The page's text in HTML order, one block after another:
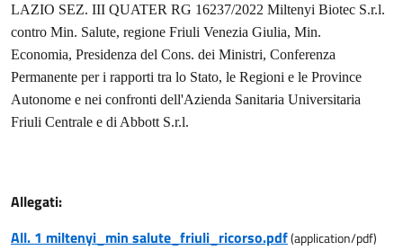
LAZIO SEZ. III QUATER RG 16237/2022 Miltenyi Biotec S.r.l.
contro Min. Salute, regione Friuli Venezia Giulia, Min.
Economia, Presidenza del Cons. dei Ministri, Conferenza
Permanente per i rapporti tra lo Stato, le Regioni e le Province
Autonome e nei confronti dell'Azienda Sanitaria Universitaria
Friuli Centrale e di Abbott S.r.l.
Allegati:
All. 1 miltenyi_min salute_friuli_ricorso.pdf(application/pdf)